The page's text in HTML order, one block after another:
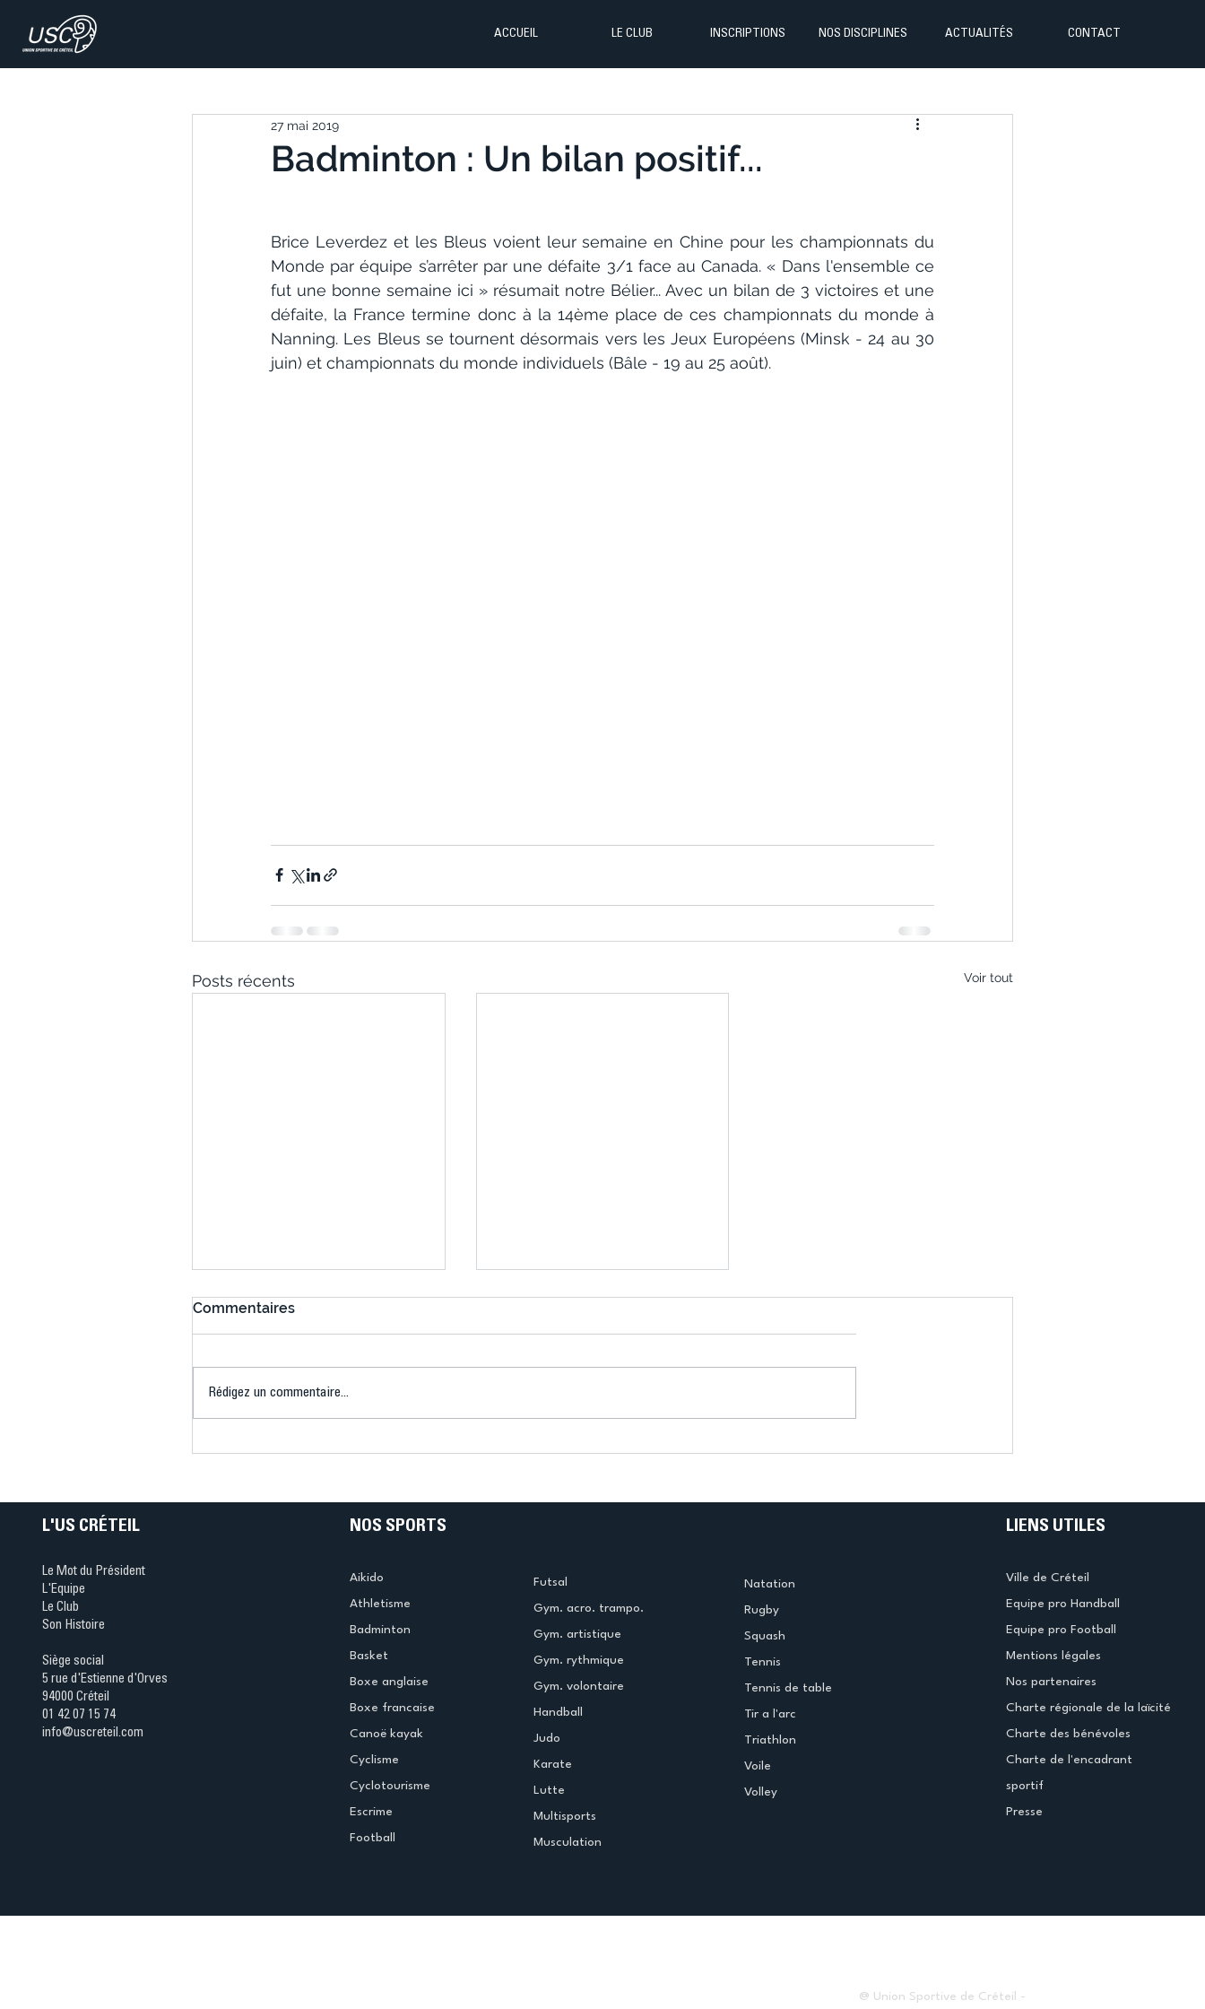
ACCUEIL LE CLUB INSCRIPTIONS NOS DISCIPLINES ACTUALITÉS CONTACT
Badminton : Un bilan positif...
27 mai 2019
Brice Leverdez et les Bleus voient leur semaine en Chine pour les championnats du
Monde par équipe s’arrêter par une défaite 3/1 face au Canada. « Dans l'ensemble ce
fut une bonne semaine ici » résumait notre Bélier... Avec un bilan de 3 victoires et une
défaite, la France termine donc à la 14ème place de ces championnats du monde à
Nanning. Les Bleus se tournent désormais vers les Jeux Européens (Minsk - 24 au 30
juin) et championnats du monde individuels (Bâle - 19 au 25 août).
Posts récents Voir tout
Ping ? Quand le tennis de
termine la saison en
Commentaires
Rédigez un commentaire...
L'US CRÉTEIL
Le Mot du Président
L'Equipe
Le Club
Son Histoire
Siège social
5 rue d'Estienne d'Orves
94000 Créteil
01 42 07 15 74
info@uscreteil.com
NOS SPORTS
Aikido
Athletisme
Badminton
Basket
Boxe anglaise
Boxe francaise
Canoë kayak
Cyclisme
Cyclotourisme
Escrime
Football
Futsal
Gym. acro. trampo.
Gym. artistique
Gym. rythmique
Gym. volontaire
Handball
Judo
Karate
Lutte
Multisports
Musculation
Natation
Rugby
Squash
Tennis
Tennis de table
Tir a l'arc
Triathlon
Voile
Volley
LIENS UTILES
Ville de Créteil
Equipe pro Handball
Equipe pro Football
Mentions légales
Nos partenaires
Charte régionale de la laïcité
Charte des bénévoles
Charte de l'encadrant
sportif
Presse
@ Union Sportive de Créteil -